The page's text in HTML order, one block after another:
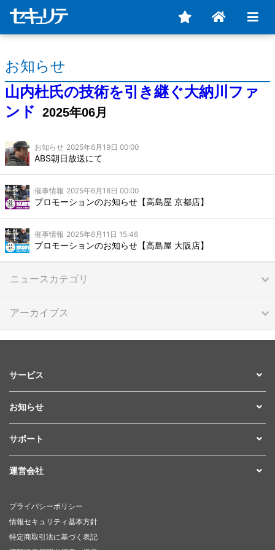
お知らせ
山内杜氏の技術を引き継ぐ大納川ファ
ンド
2025年06月
お知らせ 2025年6月19日 00:00
ABS朝日放送にて
催事情報 2025年6月18日 00:00
プロモーションのお知らせ【高島屋 京都店】
催事情報 2025年6月11日 15:46
プロモーションのお知らせ【高島屋 大阪店】
ニュースカテゴリ
アーカイブス
サービス
お知らせ
サポート
運営会社
プライバシーポリシー
情報セキュリティ基本方針
特定商取引法に基づく表記